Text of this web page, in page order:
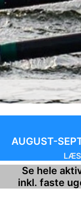
AUGUST-
LÆS
Se hele
inkl. faste